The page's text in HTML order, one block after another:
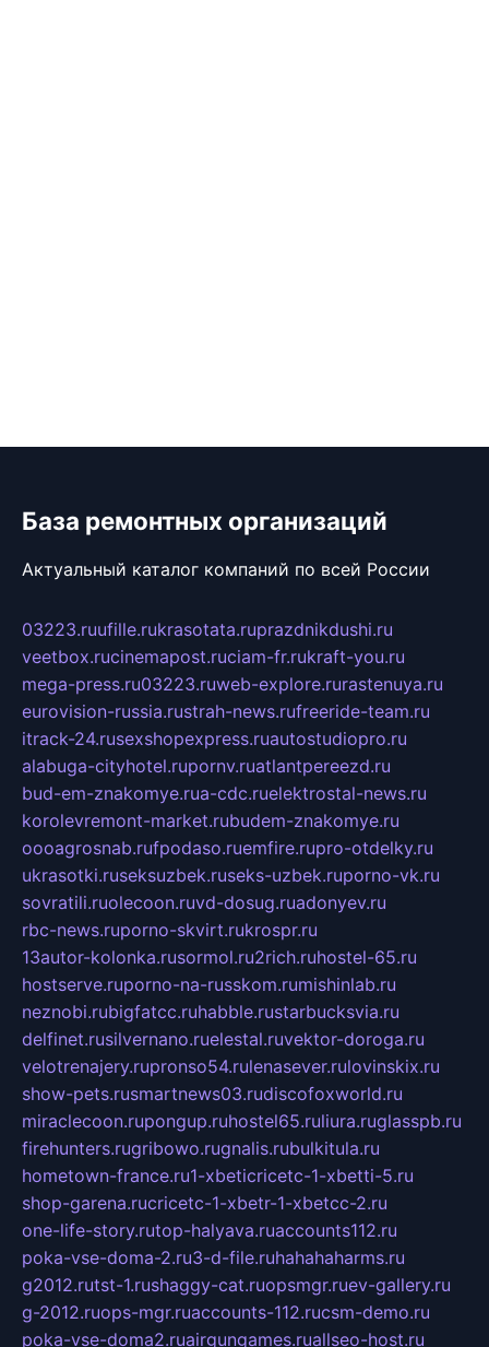
База ремонтных организаций
Актуальный каталог компаний по всей России
03223.ruufille.rukrasotata.ruprazdnikdushi.ru
veetbox.rucinemapost.ruciam-fr.rukraft-you.ru
mega-press.ru03223.ruweb-explore.rurastenuya.ru
eurovision-russia.rustrah-news.rufreeride-team.ru
itrack-24.rusexshopexpress.ruautostudiopro.ru
alabuga-cityhotel.rupornv.ruatlantpereezd.ru
bud-em-znakomye.rua-cdc.ruelektrostal-news.ru
korolevremont-market.rubudem-znakomye.ru
oooagrosnab.rufpodaso.ruemfire.rupro-otdelky.ru
ukrasotki.ruseksuzbek.ruseks-uzbek.ruporno-vk.ru
sovratili.ruolecoon.ruvd-dosug.ruadonyev.ru
rbc-news.ruporno-skvirt.rukrospr.ru
13autor-kolonka.rusormol.ru2rich.ruhostel-65.ru
hostserve.ruporno-na-russkom.rumishinlab.ru
neznobi.rubigfatcc.ruhabble.rustarbucksvia.ru
delfinet.rusilvernano.ruelestal.ruvektor-doroga.ru
velotrenajery.rupronso54.rulenasever.rulovinskix.ru
show-pets.rusmartnews03.rudiscofoxworld.ru
miraclecoon.rupongup.ruhostel65.ruliura.ruglasspb.ru
firehunters.rugribowo.rugnalis.rubulkitula.ru
hometown-france.ru1-xbeticricetc-1-xbetti-5.ru
shop-garena.rucricetc-1-xbetr-1-xbetcc-2.ru
one-life-story.rutop-halyava.ruaccounts112.ru
poka-vse-doma-2.ru3-d-file.ruhahahaharms.ru
g2012.rutst-1.rushaggy-cat.ruopsmgr.ruev-gallery.ru
g-2012.ruops-mgr.ruaccounts-112.rucsm-demo.ru
poka-vse-doma2.ruairgungames.ruallseo-host.ru